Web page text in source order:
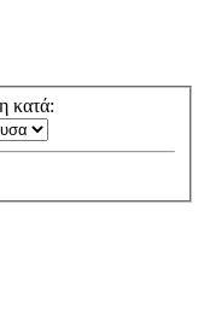
κατά: